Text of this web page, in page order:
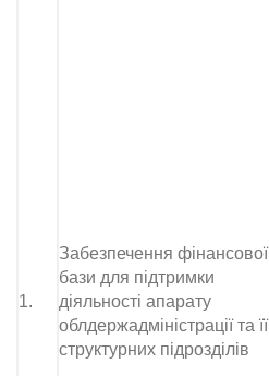
1.
Забезпечення фінансової
бази для підтримки
діяльності апарату
облдержадміністрації та її
структурних підрозділів